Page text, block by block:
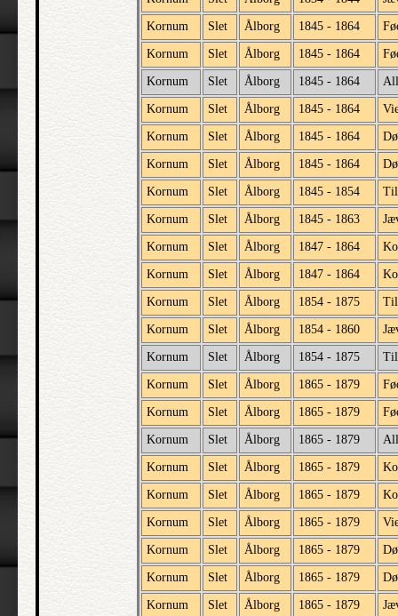
Kornum Slet Ålborg 1845 - 1864
Kornum Slet Ålborg 1845 - 1864
Kornum Slet Ålborg 1845 - 1864
Kornum Slet Ålborg 1845 - 1864
Kornum Slet Ålborg 1845 - 1864
Kornum Slet Ålborg 1845 - 1864
Kornum Slet Ålborg 1845 - 1854
Kornum Slet Ålborg 1845 - 1863
Kornum Slet Ålborg 1847 - 1864
Kornum Slet Ålborg 1847 - 1864
Kornum Slet Ålborg 1854 - 1875
Kornum Slet Ålborg 1854 - 1860
Kornum Slet Ålborg 1854 - 1875
Kornum Slet Ålborg 1865 - 1879
Kornum Slet Ålborg 1865 - 1879
Kornum Slet Ålborg 1865 - 1879
Kornum Slet Ålborg 1865 - 1879
Kornum Slet Ålborg 1865 - 1879
Kornum Slet Ålborg 1865 - 1879
Kornum Slet Ålborg 1865 - 1879
Kornum Slet Ålborg 1865 - 1879
Kornum Slet Ålborg 1865 - 1879